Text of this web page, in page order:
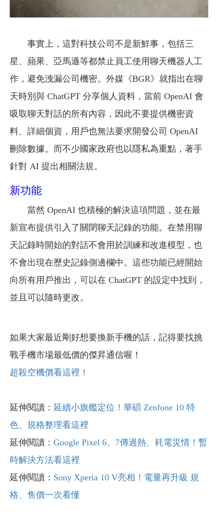
事實上，這對科技公司不是新鮮事，包括三
星、蘋果、亞馬遜等都禁止員工使用聊天機器人工
作，避免洩漏公司機密。外媒《BGR》就指出在聊
天時別與 ChatGPT 分享個人資料，當前 OpenAI 會
吸取聊天對話的所有內容，因此不要提供機密資
料、詳細個資，用戶也無法要求開發公司 OpenAI
刪除數據。而不少國家政府也以隱私為重點，著手
針對 AI 提出相關法規。
新功能
當然 OpenAI 也積極的解決這項問題，並在最
新宣布提供引入了關閉聊天記錄的功能。在禁用聊
天記錄時開始的對話不會用於訓練和改進模型，也
不會出現在歷史記錄側邊欄中。這些功能已經開始
向所有用戶推出，可以在 ChatGPT 的設定中找到，
並且可以隨時更改。
如果大家最近剛好想要換新手機的話，記得要找挑
戰手機市場最低價的傑昇通信喔！
超殺空機價看這裡！
延伸閱讀： 延續小旗艦定位！華碩 Zenfone 10 特
色、規格整理看這裡
延伸閱讀： Google Pixel 6、7傳過熱、耗電災情！暫
時解決方法看這裡
延伸閱讀： Sony Xperia 10 V亮相！電量再升級 規
格、售價一次看懂